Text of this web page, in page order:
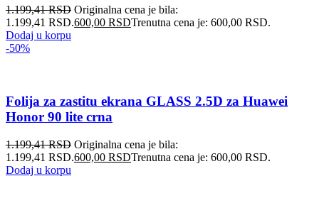
1.199,41RSD Originalna cena je bila:
1.199,41 RSD.600,00 RSDTrenutna cena je: 600,00 RSD.
Dodaj u korpu
-50%
Folija za zastitu ekrana GLASS 2.5D za Huawei
Honor 90 lite crna
1.199,41RSD Originalna cena je bila:
1.199,41 RSD.600,00 RSDTrenutna cena je: 600,00 RSD.
Dodaj u korpu